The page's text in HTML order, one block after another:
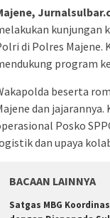
kunjungan
di Polres Majene.
program
beserta
dan
Posko
dan upaya
BACAAN LAINNYA
Satgas MBG